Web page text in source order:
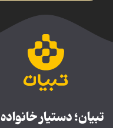
تبیان؛ دستیار خانواده